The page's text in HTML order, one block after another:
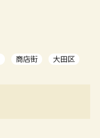
商店街 大田区